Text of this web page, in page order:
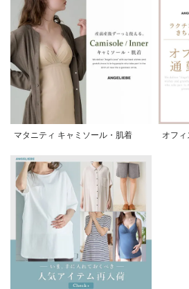
マタニティ キャミソール・肌着 オフィ